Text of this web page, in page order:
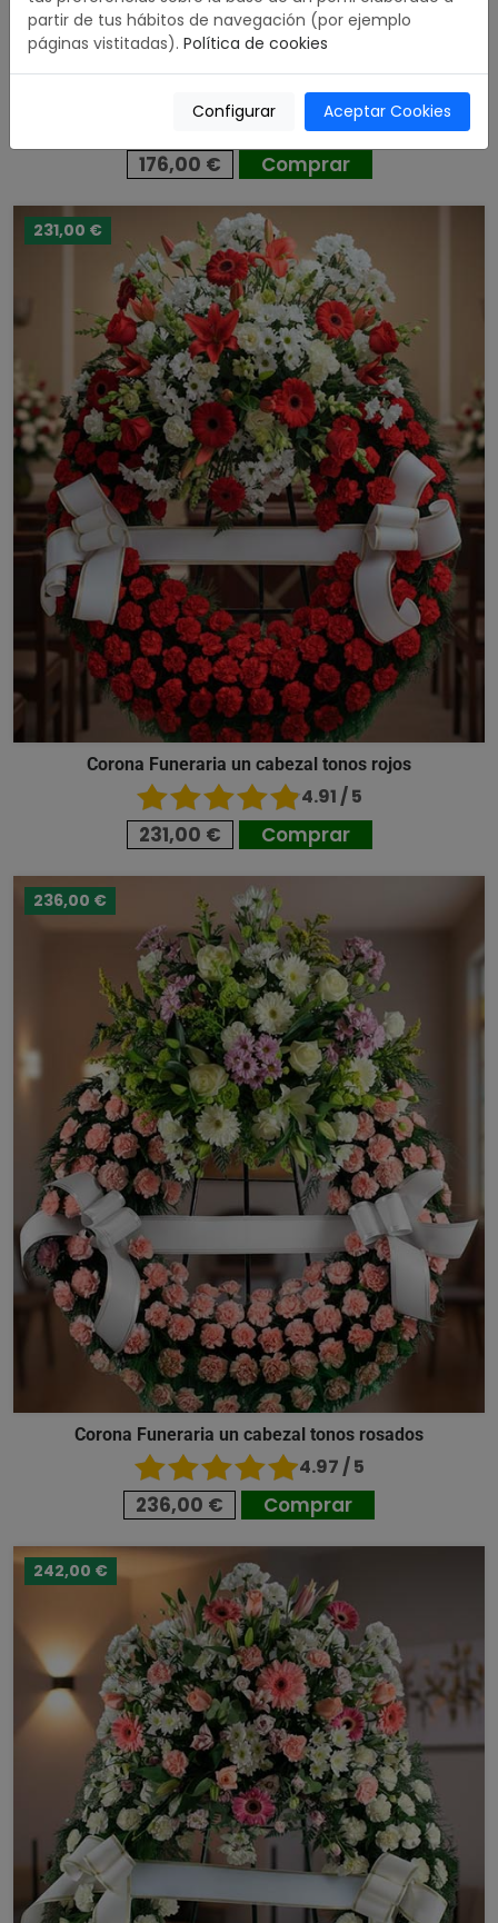
Centro funerario de 30 rosas blancas
4.88 / 5
176,00 € Comprar
231,00 €
Corona Funeraria un cabezal tonos rojos
4.91 / 5
231,00 € Comprar
236,00 €
Corona Funeraria un cabezal tonos rosados
4.97 / 5
236,00 € Comprar
242,00 €
partir de tus hábitos de navegación (por ejemplo
páginas vistitadas). Política de cookies
Configurar Aceptar Cookies